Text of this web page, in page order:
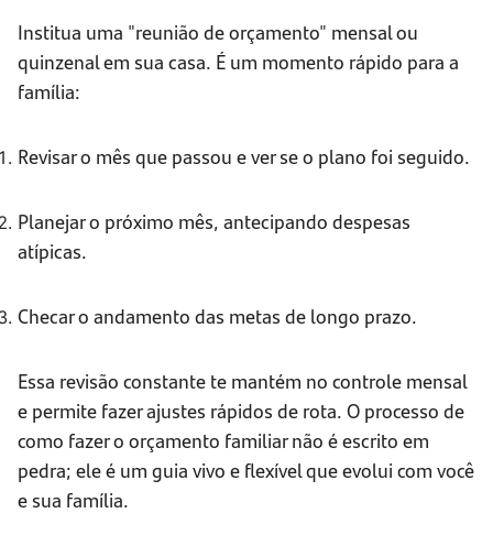
Institua uma "reunião de orçamento" mensal ou
quinzenal em sua casa. É um momento rápido para a
família:
Revisar o mês que passou e ver se o plano foi seguido.
Planejar o próximo mês, antecipando despesas
atípicas.
Checar o andamento das metas de longo prazo.
Essa revisão constante te mantém no controle mensal
e permite fazer ajustes rápidos de rota. O processo de
como fazer o orçamento familiar não é escrito em
pedra; ele é um guia vivo e flexível que evolui com você
e sua família.